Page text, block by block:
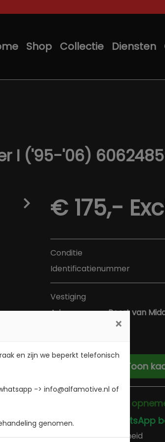
Shop Collectie Diensten
I ('95-'06)
€ 175,-
Conditie
Identificatienummer
Vestiging
Adres
Poort van
Toon
Direct contact
Stuur een WhatsApp
Check beschikbaarheid
×
en zijn we beperkt telefonisch
-> info@alfamotive.nl of
genomen.